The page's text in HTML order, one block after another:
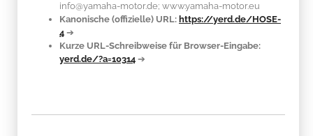
info@yamaha-motor.de; www.yamaha-motor.eu
Kanonische (offizielle) URL: https://yerd.de/HOSE-
4 ➔
Kurze URL-Schreibweise für Browser-Eingabe:
yerd.de/?a=10314 ➔